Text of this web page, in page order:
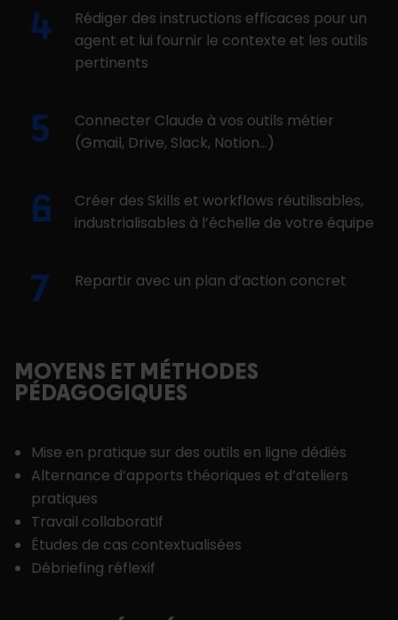
Rédiger des instructions efficaces pour un
agent et lui fournir le contexte et les outils
pertinents
Connecter Claude à vos outils métier
(Gmail, Drive, Slack, Notion…)
Créer des Skills et workflows réutilisables,
industrialisables à l’échelle de votre équipe
Repartir avec un plan d’action concret
MOYENS ET MÉTHODES
PÉDAGOGIQUES
Mise en pratique sur des outils en ligne dédiés
Alternance d’apports théoriques et d’ateliers
pratiques
Travail collaboratif
Études de cas contextualisées
Débriefing réflexif